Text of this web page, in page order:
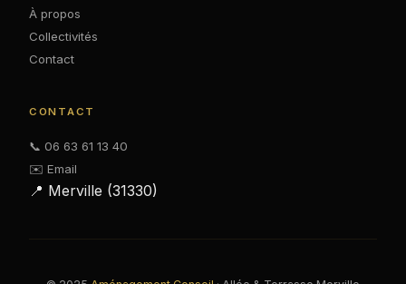
À propos
Collectivités
Contact
CONTACT
📞 06 63 61 13 40
✉️ Email
📍 Merville (31330)